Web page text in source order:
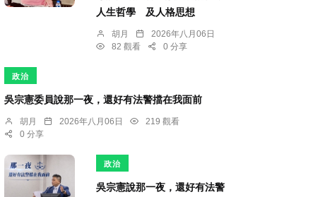
人生哲學 及人格思想
胡月
2026年八月06日
82 觀看
0 分享
政治
吳宗憲委員說那一夜，還好有法警擋在我面前
胡月 2026年八月06日
219 觀看
0 分享
政治
吳宗憲說那一夜，還好有法警